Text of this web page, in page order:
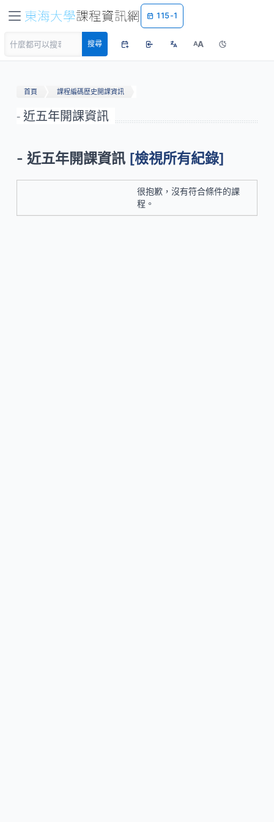
115-1
搜尋 AA
首頁 課程編碼歷史開課資訊
- 近五年開課資訊
- 近五年開課資訊 [檢視所有紀錄]
很抱歉，沒有符合條件的課
程。